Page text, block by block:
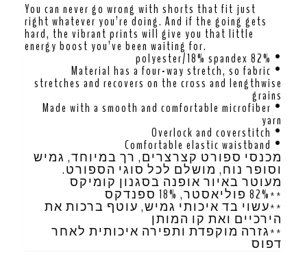
You can never go wrong with shorts that fit just
right whatever you’re doing. And if the going gets
hard, the vibrant prints will give you that little
energy boost you’ve been waiting for.
• 82% polyester/18% spandex
• Material has a four-way stretch, so fabric
stretches and recovers on the cross and lengthwise
grains
• Made with a smooth and comfortable microfiber
yarn
• Overlock and coverstitch
• Comfortable elastic waistband
מכנסי ספורט קצרצרים, רך במיוחד, גמיש
וסופר נוח, מושלם לכל סוגי הספורט.
מעוטר באיור אופנה בסגנון קומיקס
**82% פוליאסטר, 18% ספנדקס
**עשוי בד איכותי גמיש, עוטף ברכות את
הירכיים ואת קו המותן
**גזרה מוקפדת ותפירה איכותית לאחר
דפוס